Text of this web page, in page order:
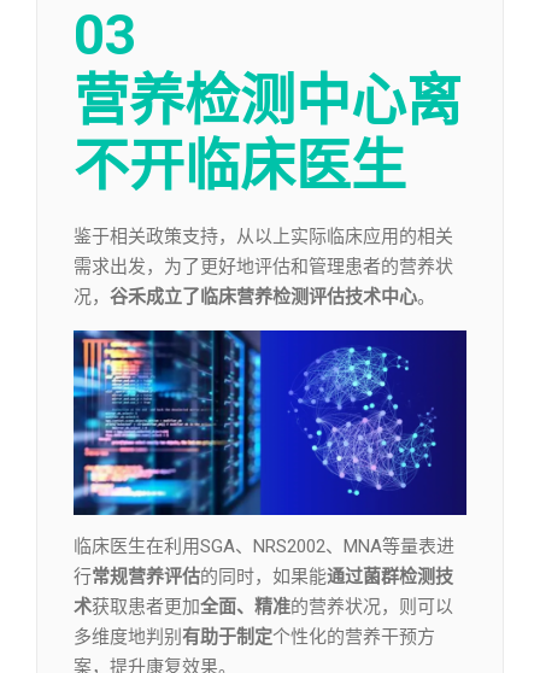
03
营养检测中心离
不开临床医生
鉴于相关政策支持，从以上实际临床应用的相关
需求出发，为了更好地评估和管理患者的营养状
况， 谷禾成立了临床营养检测评估技术中心。
临床医生在利用SGA、NRS2002、MNA等量表进
行常规营养评估的同时，如果能通过菌群检测技
术获取患者更加全面、精准的营养状况，则可以
多维度地判别 有助于制定个性化的营养干预方
案，提升康复效果。